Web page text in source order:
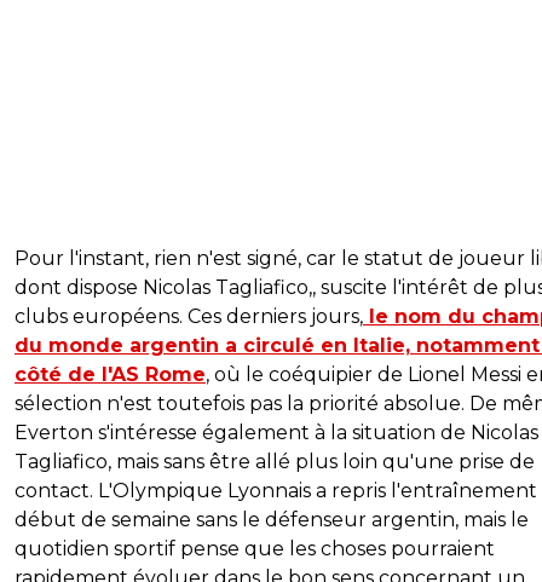
Pour l'instant, rien n'est signé, car le statut de joueur
dont dispose Nicolas Tagliafico,, suscite l'intérêt de
clubs européens. Ces derniers jours, le nom du
du monde argentin a circulé en Italie,
côté de l'AS Rome, où le coéquipier de Lionel Messi
sélection n'est toutefois pas la priorité absolue. De
Everton s'intéresse également à la situation de Nicolas
Tagliafico, mais sans être allé plus loin qu'une prise de
contact. L'Olympique Lyonnais a repris l'entraînement
début de semaine sans le défenseur argentin, mais le
quotidien sportif pense que les choses pourraient